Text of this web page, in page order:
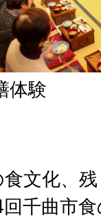
体験
食文化、
千曲市